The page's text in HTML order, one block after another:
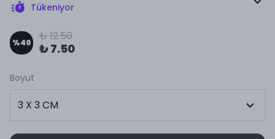
Tükeniyor
%40 ₺ 12.50
₺ 7.50
Boyut